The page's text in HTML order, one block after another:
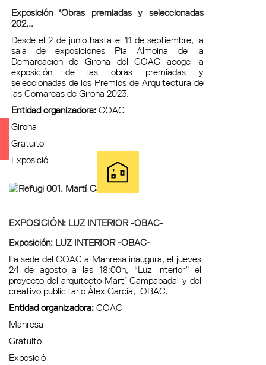
Exposición ‘Obras premiadas y seleccionadas
202...
Desde el 2 de junio hasta el 11 de septiembre, la
sala de exposiciones Pia Almoina de la
Demarcación de Girona del COAC acoge la
exposición de las obras premiadas y
seleccionadas de los Premios de Arquitectura de
las Comarcas de Girona 2023.
Entidad organizadora:COAC
Girona
Gratuito
Exposició
EXPOSICIÓN: LUZ INTERIOR -OBAC-
Exposición: LUZ INTERIOR -OBAC-
La sede del COAC a Manresa inaugura, el jueves
24 de agosto a las 18:00h, “Luz interior” el
proyecto del arquitecto Martí Campabadal y del
creativo publicitario Àlex García, OBAC.
Entidad organizadora:COAC
Manresa
Gratuito
Exposició